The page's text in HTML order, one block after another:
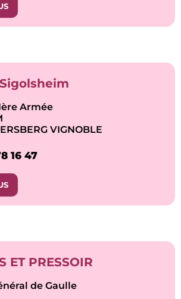
Armée
VIGNOBLE
16 47
ET PRESSOIR
de Gaulle